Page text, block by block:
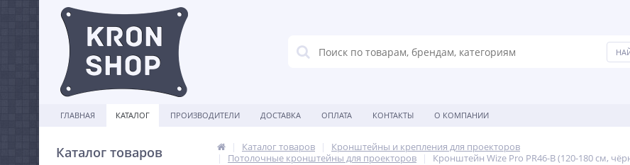
ГЛАВНАЯ КАТАЛОГ ПРОИЗВОДИТЕЛИ ДОСТАВКА ОПЛАТА КОНТАКТЫ О КОМПАНИИ
Каталог товаров Каталог товаров
Кронштейны и крепления для проекторов
Потолочные кронштейны для проекторов
Кронштейн Wize Pro PR46-B (120-180 см,